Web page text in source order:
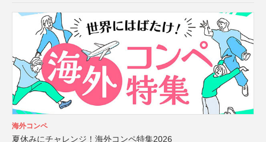
海外コンペ
夏休みにチャレンジ！海外コンペ特集2026